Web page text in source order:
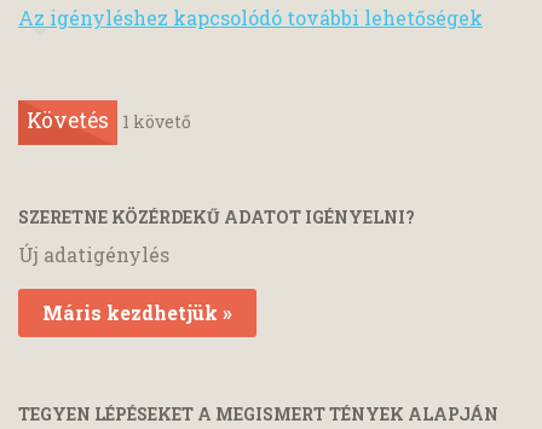
Az igényléshez kapcsolódó további lehetőségek
Követés 1 követő
SZERETNE KÖZÉRDEKŰ ADATOT IGÉNYELNI?
Új adatigénylés
Máris kezdhetjük »
TEGYEN LÉPÉSEKET A MEGISMERT TÉNYEK ALAPJÁN